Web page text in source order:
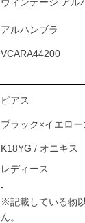
アルハンブラ
VCARA44200
ピアス
ブラック×イエロ
K18YG / オニキス
レディース
-
※記載している物
ん。